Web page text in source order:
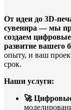
От идеи до 3D-
сувенира — мы
создаем
развитие вашего
опыту, и ваш
срок.
Наши услуги:
🚀